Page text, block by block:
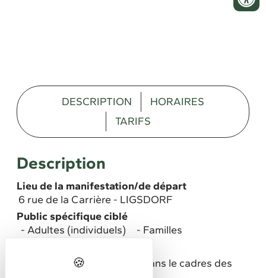
DESCRIPTION
HORAIRES
TARIFS
Description
Lieu de la manifestation/de départ
6 rue de la Carrière - LIGSDORF
Public spécifique ciblé
Adultes (individuels)
Familles
le Ministère de la Culture, dans le cadres des